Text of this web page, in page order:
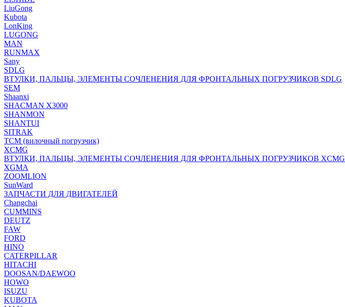
LiuGong
Kubota
LonKing
LUGONG
MAN
RUNMAX
Sany
SDLG
ВТУЛКИ, ПАЛЬЦЫ, ЭЛЕМЕНТЫ СОЧЛЕНЕНИЯ ДЛЯ ФРОНТАЛЬНЫХ ПОГРУЗЧИКОВ SDLG
SEM
Shaanxi
SHACMAN X3000
SHANMON
SHANTUI
SITRAK
TCM (вилочный погрузчик)
XCMG
ВТУЛКИ, ПАЛЬЦЫ, ЭЛЕМЕНТЫ СОЧЛЕНЕНИЯ ДЛЯ ФРОНТАЛЬНЫХ ПОГРУЗЧИКОВ XCMG
XGMA
ZOOMLION
SunWard
ЗАПЧАСТИ ДЛЯ ДВИГАТЕЛЕЙ
Changchai
CUMMINS
DEUTZ
FAW
FORD
HINO
CATERPILLAR
HITACHI
DOOSAN/DAEWOO
HOWO
ISUZU
KUBOTA